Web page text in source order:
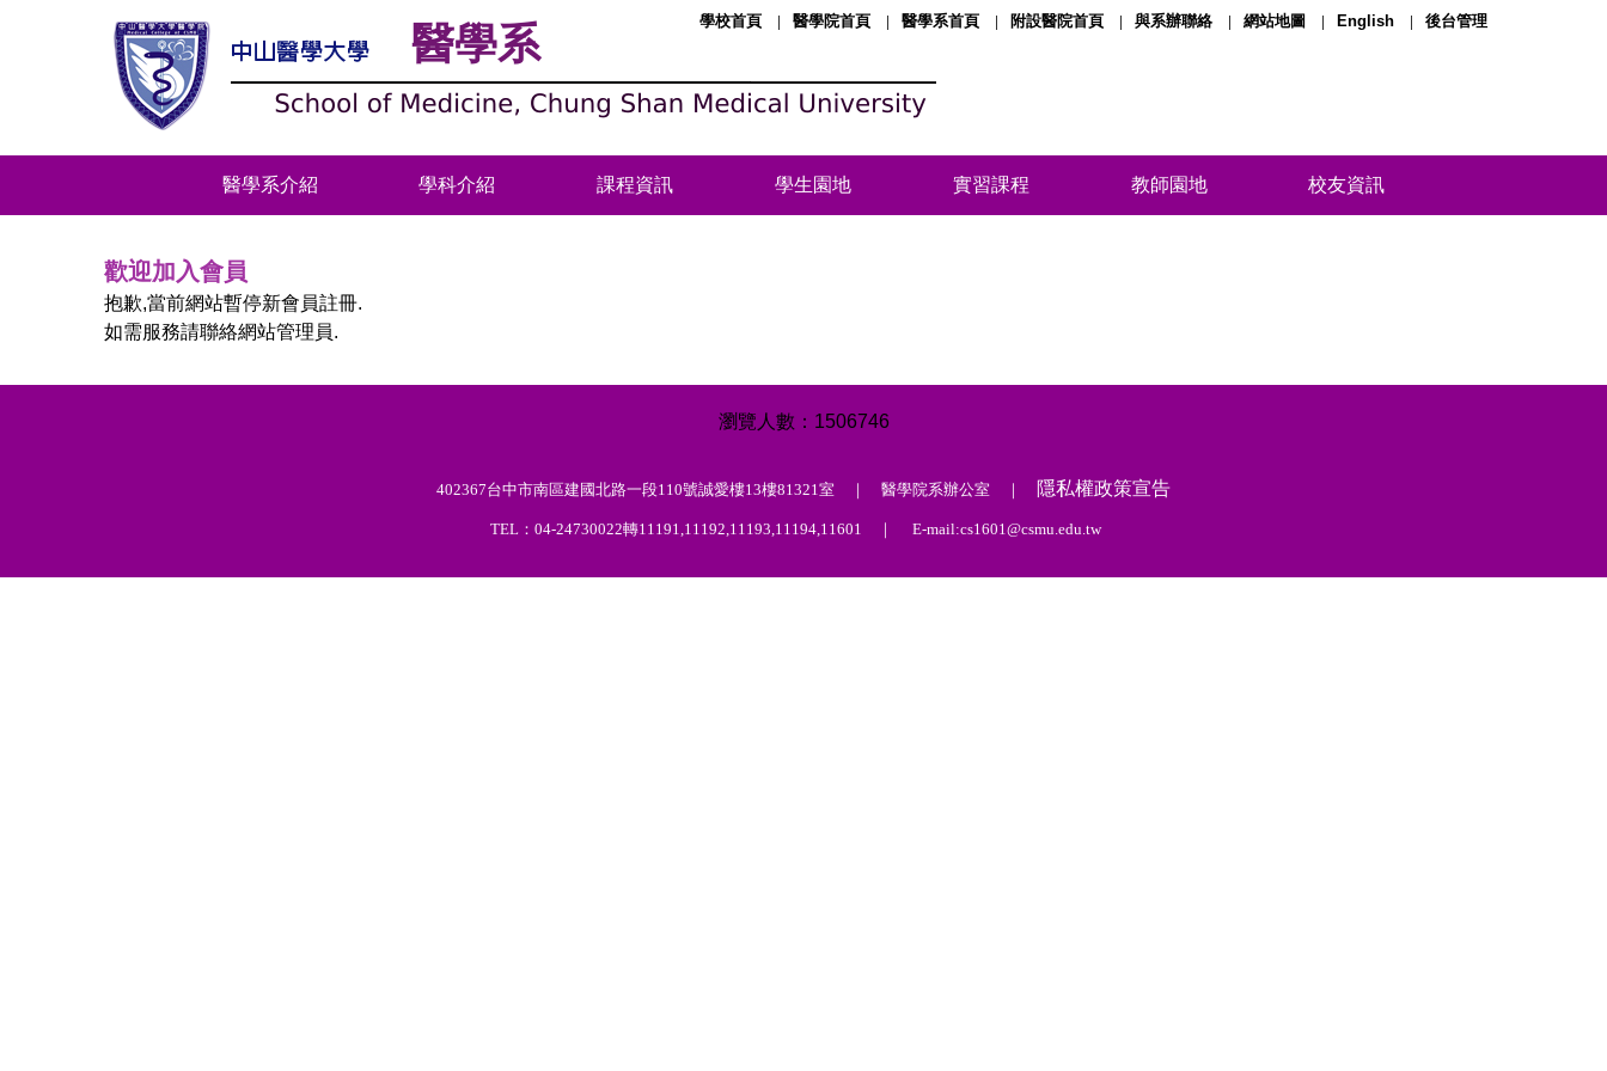
容
醫學系 學校首頁 醫學院首頁 醫學系首頁 附設醫院首頁 與系辦聯絡 網站地圖 English 後台管理
醫學系介紹 學科介紹 課程資訊 學生園地 實習課程 教師園地 校友資訊
歡迎加入會員
抱歉,當前網站暫停新會員註冊.
如需服務請聯絡網站管理員.
1506746
402367台中市南區建國北路一段110號誠愛樓13樓81321室 ｜ 醫學院系辦公室 ｜ 隱私權政策宣告
TEL：04-24730022轉11191,11192,11193,11194,11601 ｜ E-mail:cs1601@csmu.edu.tw